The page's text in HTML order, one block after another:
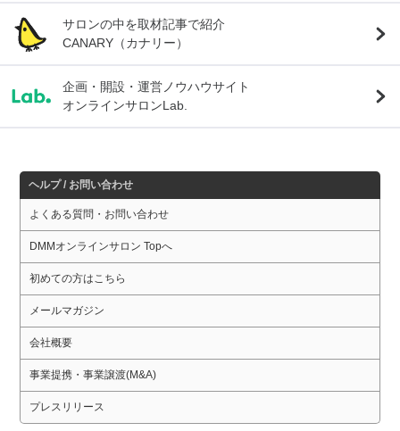
サロンの中を取材記事で紹介
CANARY（カナリー）
企画・開設・運営ノウハウサイト
オンラインサロンLab.
ヘルプ / お問い合わせ
よくある質問・お問い合わせ
DMMオンラインサロン Topへ
初めての方はこちら
メールマガジン
会社概要
事業提携・事業譲渡(M&A)
プレスリリース